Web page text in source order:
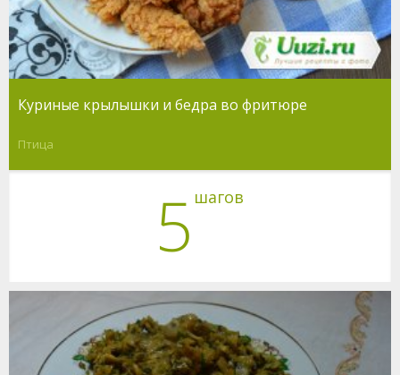
Куриные крылышки и бедра во фритюре
Птица
5 шагов